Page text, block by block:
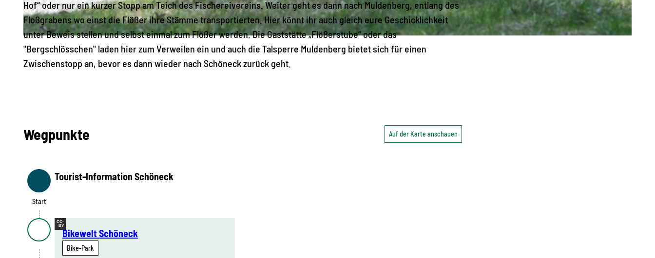
Hof“ oder nur ein kurzer Stopp am Teich des Fischereivereins. Weiter geht es dann nach Muldenberg, entlang des
Floßgrabens wo einst die Flößer ihre Stämme transportierten. Hier könnt ihr auch gleich eure Geschicklichkeit
unter Beweis stellen und selbst einmal zum Flößer werden. Die Gaststätte „Flößerstube“ oder das
"Bergschlösschen" laden hier zum Verweilen ein und auch die Talsperre Muldenberg bietet sich für einen
Zwischenstopp an, bevor es dann wieder nach Schöneck zurück geht.
Wegpunkte Auf der Karte anschauen
Start
Start
Tourist-Information Schöneck
CC-
BY
Bikewelt Schöneck
Bike-Park